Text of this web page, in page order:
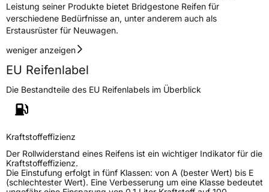
HerstellerkontaktBRIDGESTONE EU NV/SA, Via del Fosso del
Salceto 13/15 00128 Rome Italien,
market.surveillance@bridgestone.eu
Leistung seiner Produkte bietet Bridgestone Reifen für
verschiedene Bedürfnisse an, unter anderem auch als
Erstausrüster für Neuwagen.
weniger anzeigen
EU Reifenlabel
Die Bestandteile des EU Reifenlabels im Überblick
Kraftstoffeffizienz
Der Rollwiderstand eines Reifens ist ein wichtiger Indikator für die
Kraftstoffeffizienz.
Die Einstufung erfolgt in fünf Klassen: von A (bester Wert) bis E
(schlechtester Wert). Eine Verbesserung um eine Klasse bedeutet